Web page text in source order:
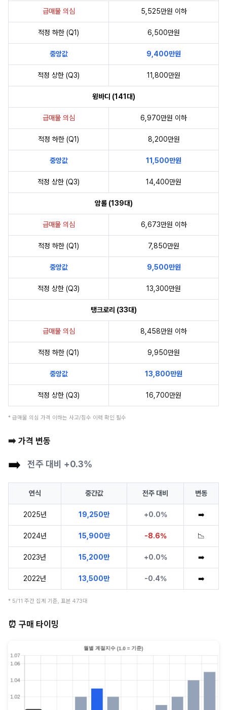
급매물 의심 5,525만원 이하
적정 하한 (Q1) 6,500만원
중앙값 9,400만원
적정 상한 (Q3) 11,800만원
윙바디 (141대)
급매물 의심 6,970만원 이하
적정 하한 (Q1) 8,200만원
중앙값 11,500만원
적정 상한 (Q3) 14,400만원
암롤 (139대)
급매물 의심 6,673만원 이하
적정 하한 (Q1) 7,850만원
중앙값 9,500만원
적정 상한 (Q3) 13,300만원
탱크로리 (33대)
급매물 의심 8,458만원 이하
적정 하한 (Q1) 9,950만원
중앙값 13,800만원
적정 상한 (Q3) 16,700만원
* 급매물 의심 가격 이하는 사고/침수 이력 확인 필수
➡️ 가격 변동
➡️ 전주 대비 +0.3%
연식 중간값 전주 대비 변동
2025년 19,250만 +0.0% ➡️
2024년 15,900만 -8.6% 📉
2023년 15,200만 +0.0% ➡️
2022년 13,500만 -0.4% ➡️
* 5/11 주간 집계 기준, 표본 473대
⏰ 구매 타이밍